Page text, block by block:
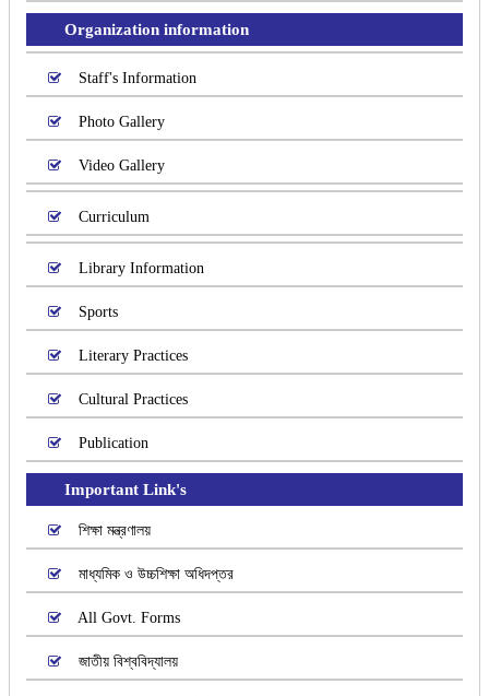
Organization information
Staff's Information
Photo Gallery
Video Gallery
Curriculum
Library Information
Sports
Literary Practices
Cultural Practices
Publication
Important Link's
শিক্ষা মন্ত্রণালয়
মাধ্যমিক ও উচ্চশিক্ষা অধিদপ্তর
All Govt. Forms
জাতীয় বিশ্ববিদ্যালয়